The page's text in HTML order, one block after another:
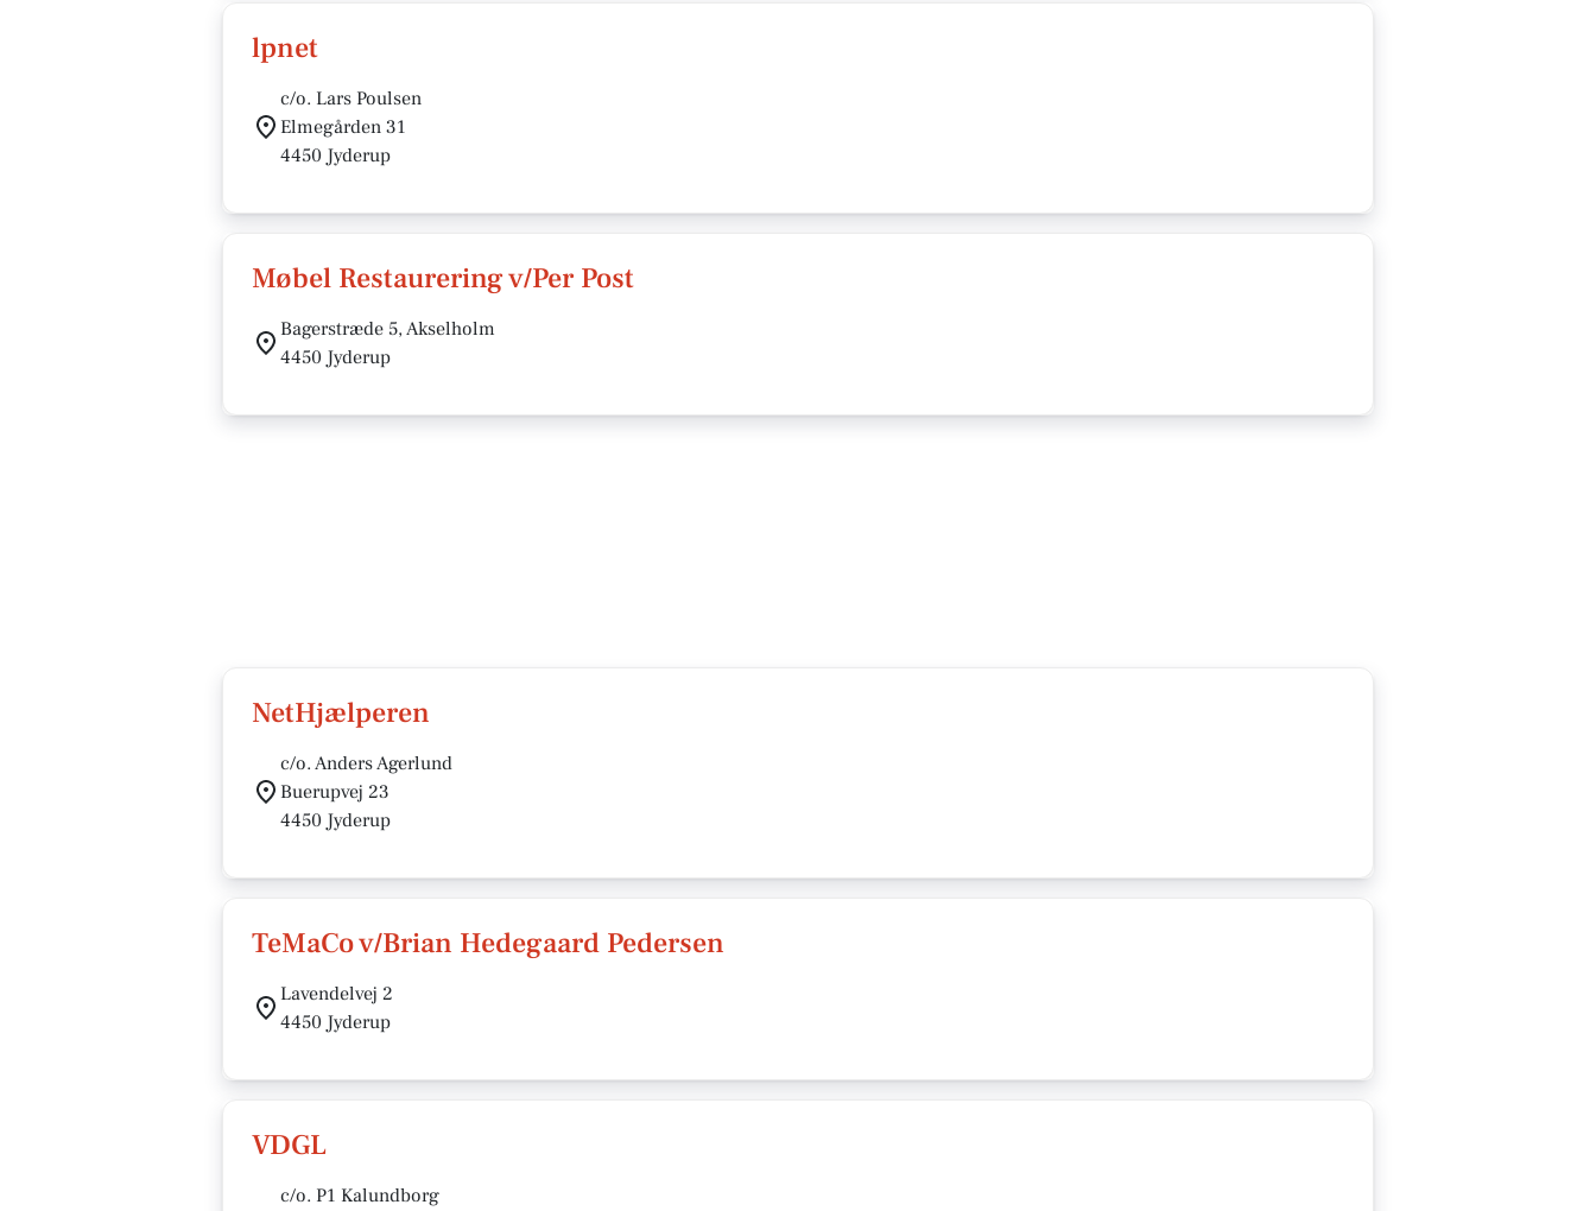
lpnet
c/o. Lars Poulsen
Elmegården 31
4450 Jyderup
Møbel Restaurering v/Per Post
Bagerstræde 5, Akselholm
4450 Jyderup
NetHjælperen
c/o. Anders Agerlund
Buerupvej 23
4450 Jyderup
TeMaCo v/Brian Hedegaard Pedersen
Lavendelvej 2
4450 Jyderup
VDGL
c/o. P1 Kalundborg